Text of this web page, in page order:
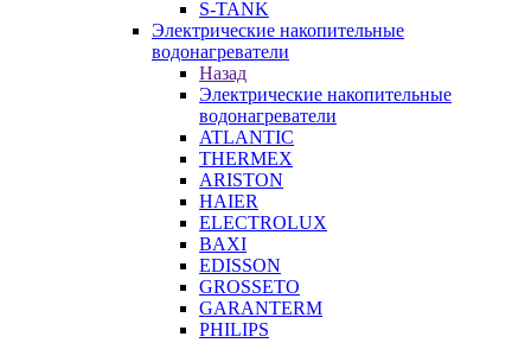
S-TANK
Электрические накопительные
водонагреватели
Назад
Электрические накопительные
водонагреватели
ATLANTIC
THERMEX
ARISTON
HAIER
ELECTROLUX
BAXI
EDISSON
GROSSETO
GARANTERM
PHILIPS